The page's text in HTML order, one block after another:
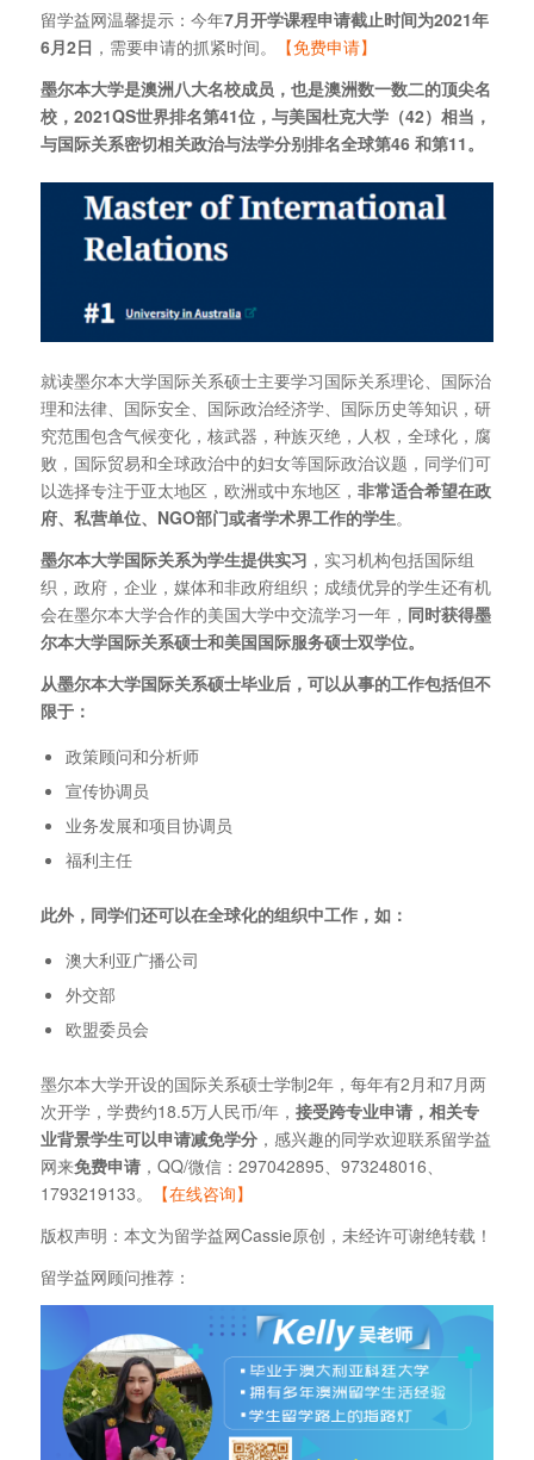
留学益网温馨提示：今年7月开学课程申请截止时间为2021年
6月2日 ，需要申请的抓紧时间。
【免费申请】
墨尔本大学是澳洲八大名校成员，也是澳洲数一数二的顶尖名
校，2021QS世界排名第41位，与美国杜克大学（42）相当，
与国际关系密切相关政治与法学分别排名全球第46 和第11。
就读墨尔本大学国际关系硕士主要学习国际关系理论、国际治
理和法律、国际安全、国际政治经济学、国际历史等知识，研
究范围包含气候变化，核武器，种族灭绝，人权，全球化，腐
败，国际贸易和全球政治中的妇女等国际政治议题，同学们可
以选择专注于亚太地区，欧洲或中东地区， 非常适合希望在政
府、私营单位、NGO部门或者学术界工作的学生。
墨尔本大学国际关系为学生提供实习 ，实习机构包括国际组
织，政府，企业，媒体和非政府组织；成绩优异的学生还有机
会在墨尔本大学合作的美国大学中交流学习一年， 同时获得墨
尔本大学国际关系硕士和美国国际服务硕士双学位。
从墨尔本大学国际关系硕士毕业后，可以从事的工作包括但不
限于：
政策顾问和分析师
宣传协调员
业务发展和项目协调员
福利主任
此外，同学们还可以在全球化的组织中工作，如：
澳大利亚广播公司
外交部
欧盟委员会
墨尔本大学开设的国际关系硕士学制2年，每年有2月和7月两
次开学，学费约18.5万人民币/年， 接受跨专业申请，相关专
业背景学生可以申请减免学分，感兴趣的同学欢迎联系留学益
网来免费申请，QQ/微信：297042895、973248016、
1793219133。
【在线咨询】
版权声明：本文为留学益网Cassie原创，未经许可谢绝转载！
留学益网顾问推荐：